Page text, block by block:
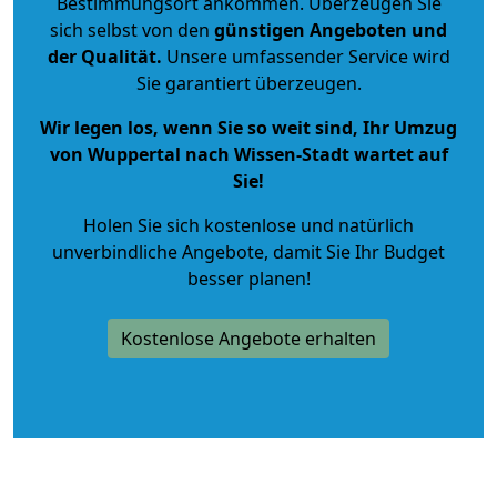
sich selbst von den günstigen Angeboten und
der Qualität. Unsere umfassender Service wird
Sie garantiert überzeugen.
Wir legen los, wenn Sie so weit sind, Ihr Umzug
von Wuppertal nach Wissen-Stadt wartet auf
Sie!
Holen Sie sich kostenlose und natürlich
unverbindliche Angebote, damit Sie Ihr Budget
besser planen!
Kostenlose Angebote erhalten